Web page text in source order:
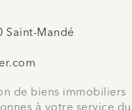
Saint-Mandé
de biens immobiliers
à votre service du